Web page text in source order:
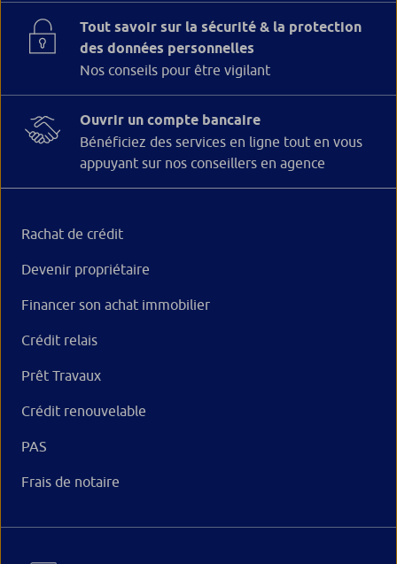
Tout savoir sur la sécurité & la protection
des données personnelles
Nos conseils pour être vigilant
Ouvrir un compte bancaire
Bénéficiez des services en ligne tout en vous
appuyant sur nos conseillers en agence
Rachat de crédit
Devenir propriétaire
Financer son achat immobilier
Crédit relais
Prêt Travaux
Crédit renouvelable
PAS
Frais de notaire